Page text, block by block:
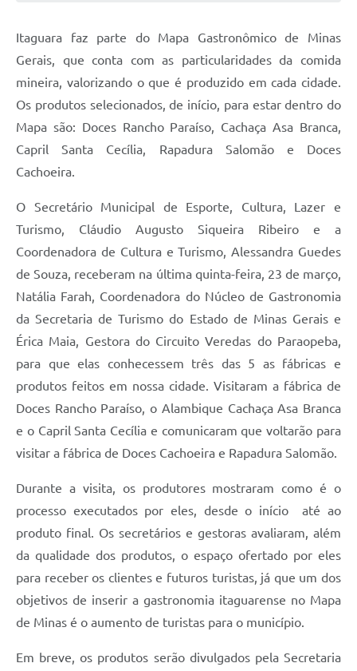
Itaguara faz parte do Mapa Gastronômico de Minas
Gerais, que conta com as particularidades da comida
mineira, valorizando o que é produzido em cada cidade.
Os produtos selecionados, de início, para estar dentro do
Mapa são: Doces Rancho Paraíso, Cachaça Asa Branca,
Capril Santa Cecília, Rapadura Salomão e Doces
Cachoeira.
O Secretário Municipal de Esporte, Cultura, Lazer e
Turismo, Cláudio Augusto Siqueira Ribeiro e a
Coordenadora de Cultura e Turismo, Alessandra Guedes
de Souza, receberam na última quinta-feira, 23 de março,
Natália Farah, Coordenadora do Núcleo de Gastronomia
da Secretaria de Turismo do Estado de Minas Gerais e
Érica Maia, Gestora do Circuito Veredas do Paraopeba,
para que elas conhecessem três das 5 as fábricas e
produtos feitos em nossa cidade. Visitaram a fábrica de
Doces Rancho Paraíso, o Alambique Cachaça Asa Branca
e o Capril Santa Cecília e comunicaram que voltarão para
visitar a fábrica de Doces Cachoeira e Rapadura Salomão.
Durante a visita, os produtores mostraram como é o
processo executados por eles, desde o início até ao
produto final. Os secretários e gestoras avaliaram, além
da qualidade dos produtos, o espaço ofertado por eles
para receber os clientes e futuros turistas, já que um dos
objetivos de inserir a gastronomia itaguarense no Mapa
de Minas é o aumento de turistas para o município.
Em breve, os produtos serão divulgados pela Secretaria